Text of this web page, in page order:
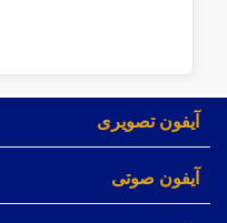
آیفون تصویری
آیفون صوتی